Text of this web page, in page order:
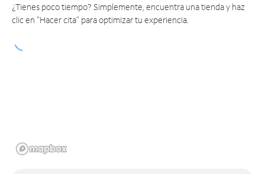
¿Tienes poco tiempo? Simplemente, encuentra una tienda y haz
clic en "Hacer cita" para optimizar tu experiencia.